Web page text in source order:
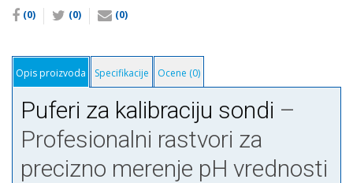
(0) (0) (0)
Opis proizvoda Specifikacije Ocene (0)
Puferi za kalibraciju sondi –
Profesionalni rastvori za
precizno merenje pH vrednosti